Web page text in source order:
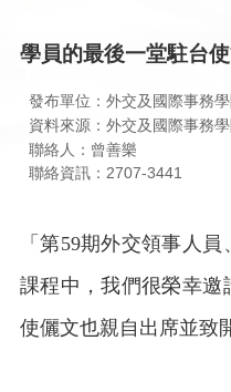
學員的最後一堂駐台
發布單位：外交及國際事務
資料來源：外交及國際事務
聯絡人：曾善樂
聯絡資訊：2707-3441
「第59期外交領事人員
課程中，我們很榮幸
使儷文也親自出席並致